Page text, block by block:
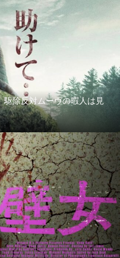
駆除反対ムーヴの暇人は見